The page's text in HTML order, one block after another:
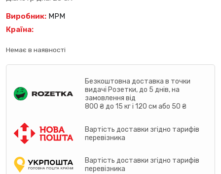
Виробник: MPM
Країна:
Немає в наявності
Безкоштовна доставка в точки
видачі Розетки, до 5 днів, на
замовлення від
800 ₴ до 15 кг і 120 см або 50 ₴
Вартість доставки згідно тарифів
перевізника
Вартість доставки згідно тарифів
перевізника